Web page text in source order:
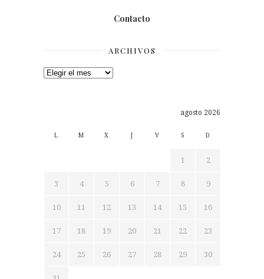
Contacto
ARCHIVOS
Archivos
agosto 2026
L M X J V S D
1 2
3 4 5 6 7 8 9
10 11 12 13 14 15 16
17 18 19 20 21 22 23
24 25 26 27 28 29 30